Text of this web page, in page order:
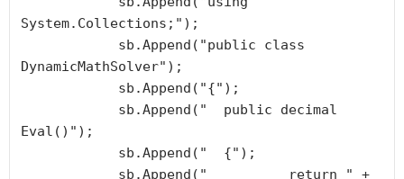
System.Collections;");
DynamicMathSolver");
Eval()");